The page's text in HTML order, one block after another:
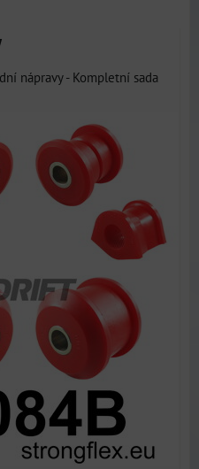
nápravy - Kompletní sada